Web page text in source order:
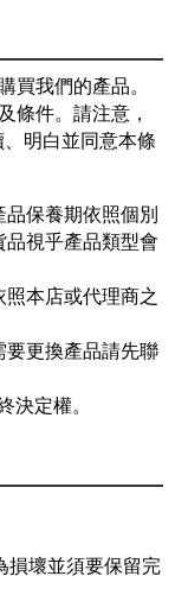
我們的產品。
條件。請注意，
明白並同意本條
保養期依照個別
視乎產品類型會
本店或代理商之
更換產品請先聯
定權。
損壞並須要保留完